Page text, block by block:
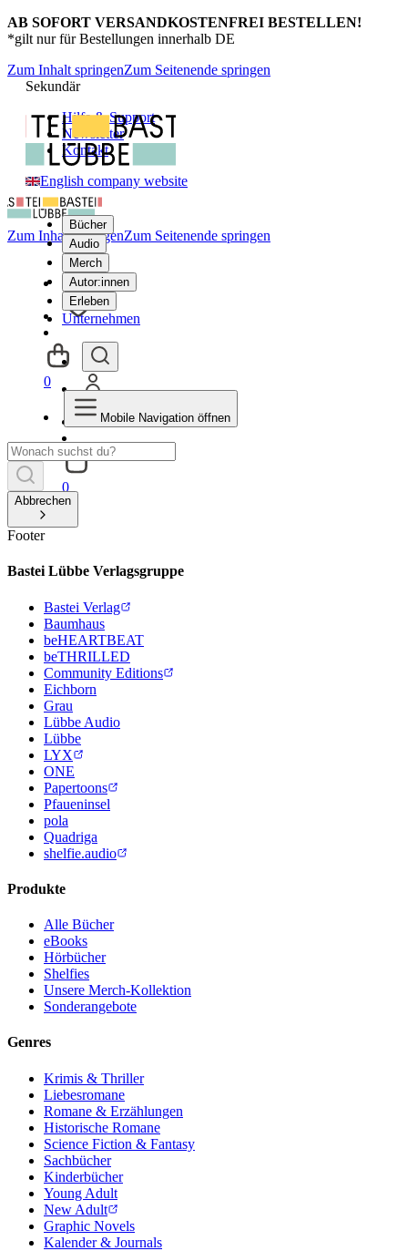
AB SOFORT VERSANDKOSTENFREI BESTELLEN!
*gilt nur für Bestellungen innerhalb DE
Zum Inhalt springenZum Seitenende springen
Sekundär
Hilfe & Support
Newsletter
Kontakt
English company website
Bücher
Audio
Merch
Autor:innen
Erleben
Unternehmen
0
Zum Inhalt springenZum Seitenende springen
0
Mobile Navigation öffnen
Abbrechen
Footer
Bastei Lübbe Verlagsgruppe
Bastei Verlag
Baumhaus
beHEARTBEAT
beTHRILLED
Community Editions
Eichborn
Grau
Lübbe Audio
Lübbe
LYX
ONE
Papertoons
Pfaueninsel
pola
Quadriga
shelfie.audio
Produkte
Alle Bücher
eBooks
Hörbücher
Shelfies
Unsere Merch-Kollektion
Sonderangebote
Genres
Krimis & Thriller
Liebesromane
Romane & Erzählungen
Historische Romane
Science Fiction & Fantasy
Sachbücher
Kinderbücher
Young Adult
New Adult
Graphic Novels
Kalender & Journals